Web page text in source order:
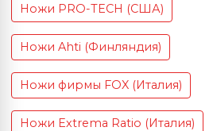
Ножи PRO-TECH (США)
Ножи Ahti (Финляндия)
Ножи фирмы FOX (Италия)
Ножи Extrema Ratio (Италия)